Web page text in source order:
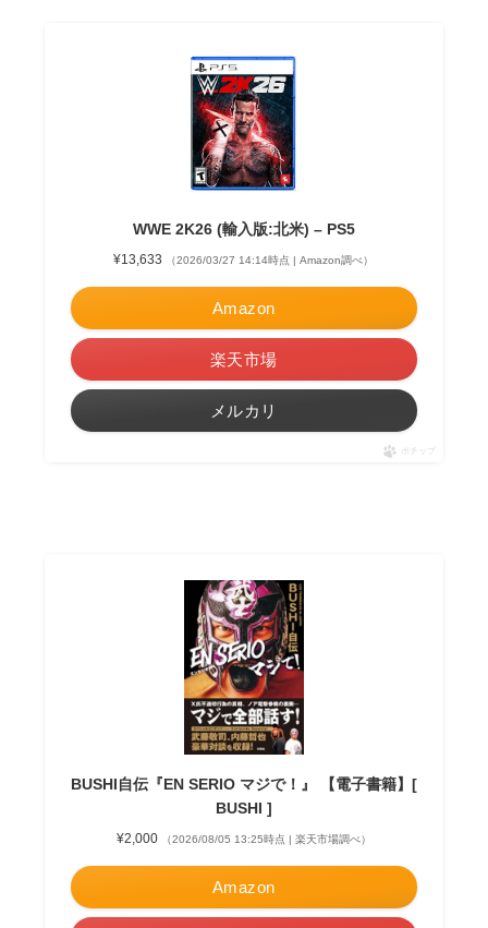
WWE 2K26 (輸入版:北米) – PS5
¥13,633 （2026/03/27 14:14時点 | Amazon調べ）
Amazon
楽天市場
メルカリ
ポチップ
BUSHI自伝『EN SERIO マジで！』 【電子書籍】[
BUSHI ]
¥2,000 （2026/08/05 13:25時点 | 楽天市場調べ）
Amazon